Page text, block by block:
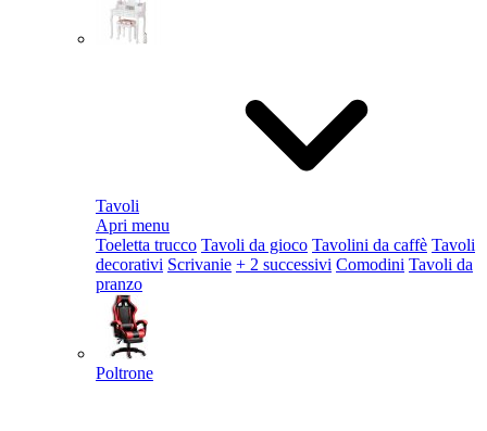
Tavoli
Apri menu
Toeletta trucco Tavoli da gioco Tavolini da caffè Tavoli
decorativi Scrivanie + 2 successivi Comodini Tavoli da
pranzo
Poltrone